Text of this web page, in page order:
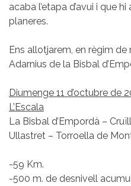
acaba l’etapa d’avui i que
planeres.
Ens allotjarem, en règim de
Adarnius de la Bisbal
Diumenge 11 d’octubre de
L’Escala
La Bisbal d’Empordà –
Ullastret – Torroella de
-59 Km.
-500 m. de desnivell